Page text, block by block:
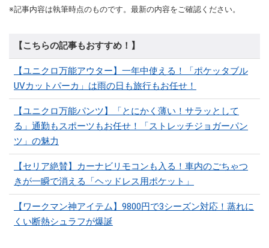
※記事内容は執筆時点のものです。最新の内容をご確認ください。
【こちらの記事もおすすめ！】
【ユニクロ万能アウター】一年中使える！「ポケッタブル
UVカットパーカ」は雨の日も旅行もお任せ！
【ユニクロ万能パンツ】「とにかく薄い！サラッとして
る」通勤もスポーツもお任せ！「ストレッチジョガーパン
ツ」の魅力
【セリア絶賛】カーナビリモコンも入る！車内のごちゃつ
きが一瞬で消える「ヘッドレス用ポケット」
【ワークマン神アイテム】9800円で3シーズン対応！蒸れに
くい断熱シュラフが爆誕